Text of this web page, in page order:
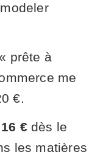
prête à
me
€.
€dès le
les matières